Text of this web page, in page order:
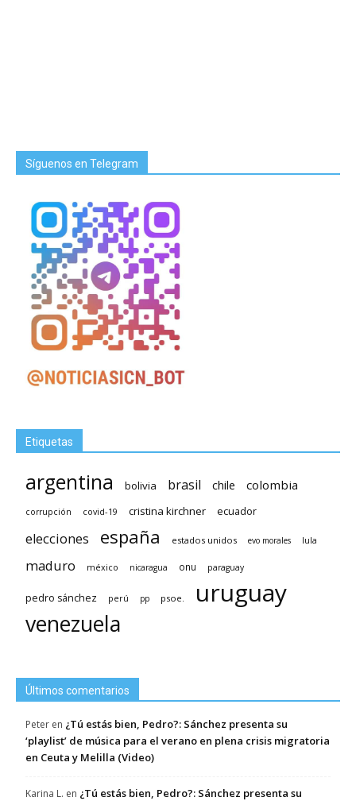
Síguenos en Telegram
Etiquetas
argentina bolivia brasil chile colombia
corrupción covid-19 cristina kirchner ecuador
elecciones españa estados unidos evo morales lula
maduro méxico nicaragua onu paraguay
pedro sánchez perú pp psoe. uruguay
venezuela
Últimos comentarios
Peter en ¿Tú estás bien, Pedro?: Sánchez presenta su
‘playlist’ de música para el verano en plena crisis migratoria
en Ceuta y Melilla (Video)
Karina L. en ¿Tú estás bien, Pedro?: Sánchez presenta su